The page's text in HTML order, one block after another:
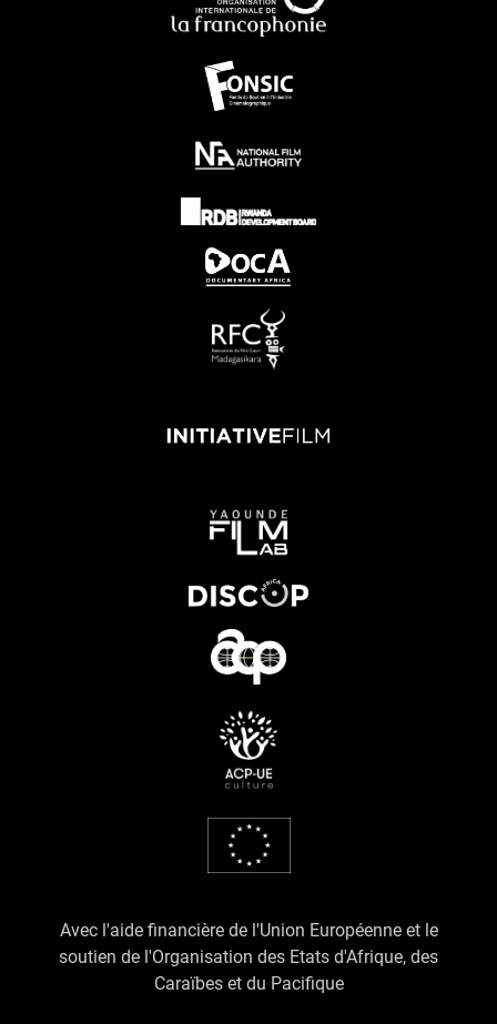
Avec l'aide financière de l'Union Européenne et le
soutien de l'Organisation des Etats d'Afrique, des
Caraïbes et du Pacifique